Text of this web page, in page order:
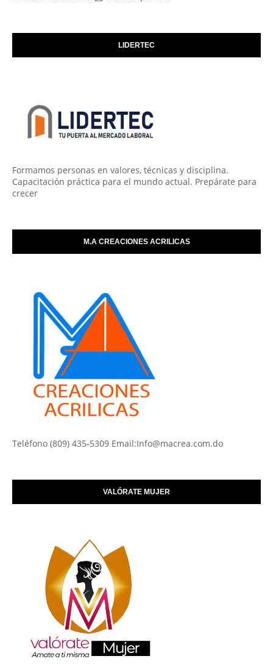
LIDERTEC
Formamos personas en valores, técnicas y disciplina.
Capacitación práctica para el mundo actual. Prepárate para
crecer
M.A CREACIONES ACRILICAS
Teléfono (809) 435-5309 Email:Info@macrea.com.do
VALÓRATE MUJER